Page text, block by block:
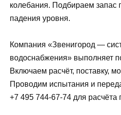
колебания. Подбираем запас
падения уровня.
Компания «Звенигород —
водоснабжения» выполняет
Включаем расчёт, поставку,
Проводим испытания и
+7 495 744-67-74 для расчёта